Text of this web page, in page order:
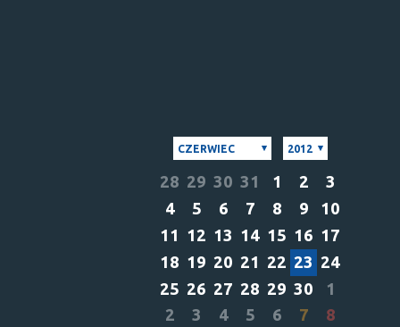
CZERWIEC 2012
28 29 30 31 1 2
3
4
5 6 7 8 9
10
11 12 13 14 15 16 17
18 19 20 21 22 23 24
25 26 27 28 29 30
1
2
3 4 5 6 7 8